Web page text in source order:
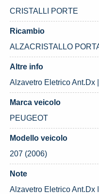
CRISTALLI PORTE
Ricambio
ALZACRISTALLO
Altre info
Alzavetro Eletrico Ant.Dx
Marca veicolo
PEUGEOT
Modello veicolo
207 (2006)
Note
Alzavetro Eletrico Ant.Dx